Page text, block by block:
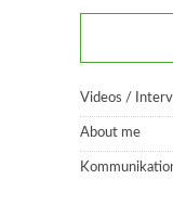
Videos /
About me